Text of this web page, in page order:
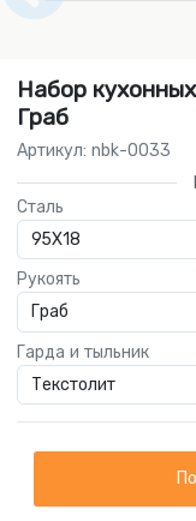
Набор
Граб
Артикул: nbk-0033
Сталь
Рукоять
Гарда и тыльник